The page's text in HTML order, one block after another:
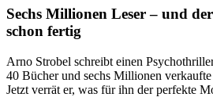
Sechs Millionen Leser – und
schon fertig
Arno Strobel schreibt einen
40 Bücher und sechs Millionen
Jetzt verrät er, was für ihn der perfekte